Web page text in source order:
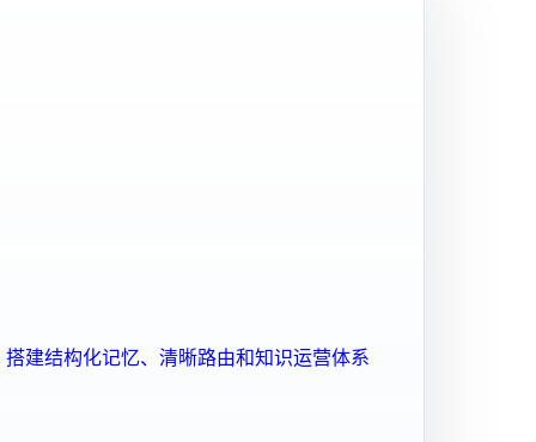
建结构化记忆、清晰路由和知识运营体系